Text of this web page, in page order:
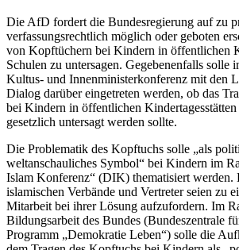
Die AfD fordert die Bundesregierung auf zu
verfassungsrechtlich möglich oder geboten
von Kopftüchern bei Kindern in öffentlichen
Schulen zu untersagen. Gegebenenfalls solle
Kultus- und Innenministerkonferenz mit den
Dialog darüber eingetreten werden, ob das
bei Kindern in öffentlichen Kindertagesstätten
gesetzlich untersagt werden sollte.
Die Problematik des Kopftuchs solle „als
weltanschauliches Symbol“ bei Kindern im
Islam Konferenz“ (DIK) thematisiert werden.
islamischen Verbände und Vertreter seien zu
Mitarbeit bei ihrer Lösung aufzufordern. Im
Bildungsarbeit des Bundes (Bundeszentrale
Programm „Demokratie Leben“) solle die